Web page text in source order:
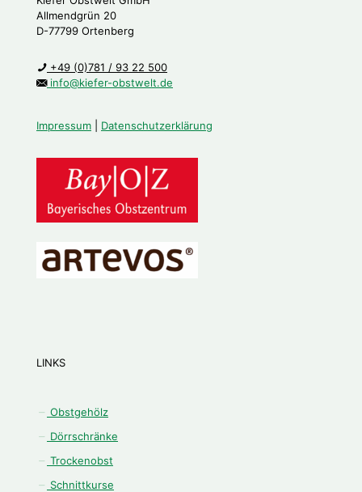
Allmendgrün 20
D-77799 Ortenberg
+49 (0)781 / 93 22 500
info@kiefer-obstwelt.de
Impressum Datenschutzerklärung
LINKS
Obstgehölz
Dörrschränke
Trockenobst
Schnittkurse